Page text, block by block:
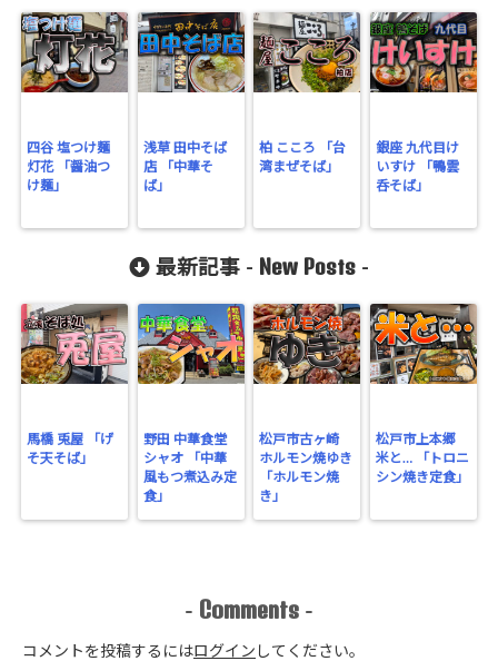
四谷 塩つけ麺
灯花 「醤油つ
け麺」
浅草 田中そば
店 「中華そ
ば」
柏 こころ 「台
湾まぜそば」
銀座 九代目け
いすけ 「鴨雲
呑そば」
最新記事 - New Posts -
馬橋 兎屋 「げ
そ天そば」
野田 中華食堂
シャオ 「中華
風もつ煮込み定
食」
松戸市古ヶ崎
ホルモン焼ゆき
「ホルモン焼
き」
松戸市上本郷
米と… 「トロニ
シン焼き定食」
- Comments -
コメントを投稿するには ログイン してください。